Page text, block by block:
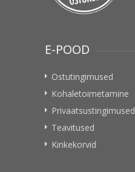
E-POOD
Ostutingimused
Kohaletoimetamine
Privaatsustingimused
Teavitused
Kinkekorvid